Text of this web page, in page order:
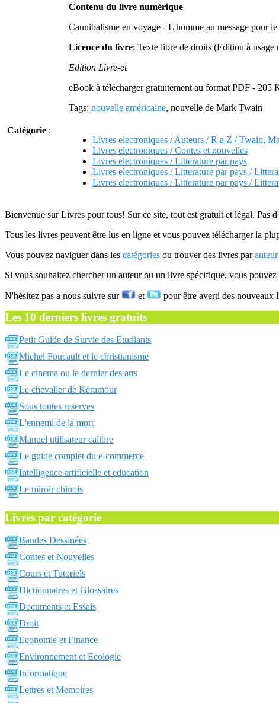
Contenu du livre numérique
Cannibalisme en voyage - L'homme au message pour
Licence du livre: Texte libre de droits (Edition à usage
Edition Livre-et
eBook à télécharger gratuitement au format PDF - 205
Tags: nouvelle américaine, nouvelle de Mark Twain
Catégorie :
Livres electroniques / Auteurs / R a Z / Twain,
Livres electroniques / Contes et nouvelles
Livres electroniques / Litterature par pays
Livres electroniques / Litterature par pays /
Livres electroniques / Litterature par pays /
Bienvenue sur Livres pour tous! Sur ce site, tout est gratuit et légal. Pas
Tous les livres peuvent être lus en ligne et vous pouvez télécharger la
Vous pouvez naviguer dans les catégories ou trouver des livres parauteur
Si vous souhaitez chercher un auteur ou un livre spécifique, vous
N'hésitez pas a nous suivre sur et pour être averti des nouveaux
Les 10 derniers livres gratuits
Petit Guide de Survie des Etudiants
Michel Foucault et le christianisme
Le cinema ou le dernier des arts
Le chevalier de Keramour
Sous toutes reserves
L'ennemi de la mort
Manuel utilisateur calibre
Le guide complet du e-commerce
Intelligence artificielle et education
Le miroir chinois
Livres par catégorie
Bandes Dessinées
Contes et Nouvelles
Cours et Tutoriels
Dictionnaires et Glossaires
Documents et Essais
Droit
Economie et Finance
Environnement et Ecologie
Informatique
Lettres et Memoires